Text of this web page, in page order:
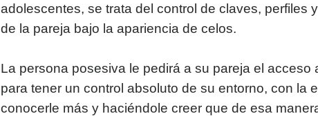
adolescentes, se trata del control de claves, perfiles
de la pareja bajo la apariencia de celos.
La persona posesiva le pedirá a su pareja el acceso
para tener un control absoluto de su entorno, con la
conocerle más y haciéndole creer que de esa